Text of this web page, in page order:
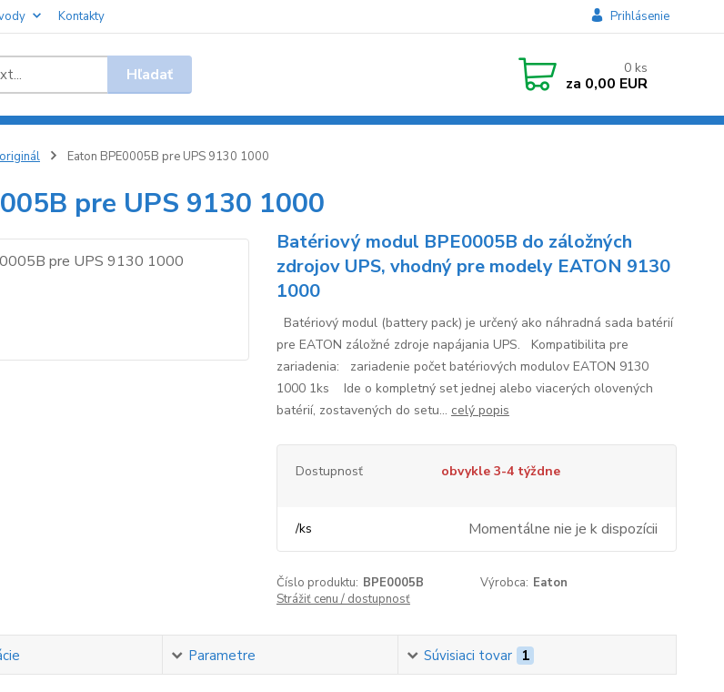
Kontakty Prihlásenie
Hľadať 0 ks
za 0,00 EUR
Eaton BPE0005B pre UPS 9130 1000
pre UPS 9130 1000
Batériový modul BPE0005B do záložných
zdrojov UPS, vhodný pre modely EATON 9130
1000
Batériový modul (battery pack) je určený ako náhradná sada batérií
pre EATON záložné zdroje napájania UPS. Kompatibilita pre
zariadenia: zariadenie počet batériových modulov EATON 9130
1000 1ks Ide o kompletný set jednej alebo viacerých olovených
batérií, zostavených do setu... celý popis
Dostupnosť obvykle 3-4 týždne
/ks Momentálne nie je k dispozícii
Číslo produktu: BPE0005B Výrobca: Eaton
Strážiť cenu / dostupnosť
Parametre Súvisiaci tovar 1